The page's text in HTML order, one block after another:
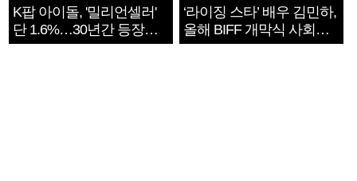
K팝 아이돌, '밀리언셀러'
단 1.6%…30년간 등장
1182개팀 전수조사
‘라이징 스타’ 배우 김민하,
올해 BIFF 개막식 사회자
확정